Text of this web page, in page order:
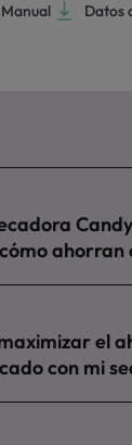
Datos
ahorran
el
con mi